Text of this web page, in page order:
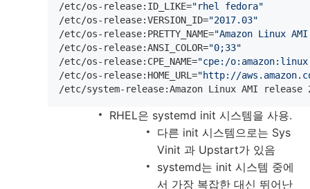
/etc/os-release:ID_LIKE="rhel fedora"
/etc/os-release:VERSION_ID="2017.03"
/etc/os-release:PRETTY_NAME="Amazon Linux
/etc/os-release:ANSI_COLOR="0;33"
/etc/os-release:CPE_NAME="cpe:/
/etc/os-release:HOME_URL="http://
/etc/system-release:Amazon Linux AMI release
RHEL은 systemd init 시스템을 사용.
다른 init 시스템으로는 Sys
Vinit 과 Upstart가 있음
systemd는 init 시스템 중에
서 가장 복잡한 대신 뛰어난